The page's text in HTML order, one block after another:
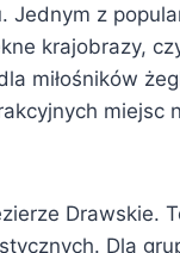
Jednym z
krajobrazy,
miłośników
miejsc
Drawskie.
Dla